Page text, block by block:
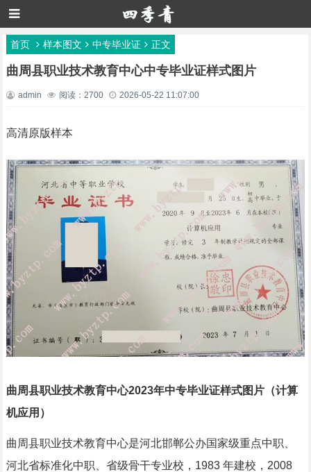
首页 样本图文 中专毕业证 正文
曲周县职业技术教育中心中专毕业证样式图片
admin 阅读：2700 2026-05-22 11:07:00
高清原版样本
曲周县职业技术教育中心2023年中专毕业证样式图片（计算
机应用）
曲周县职业技术教育中心是河北邯郸公办国家级重点中职、
河北省标准化中职、省级骨干专业校，1983 年建校，2008